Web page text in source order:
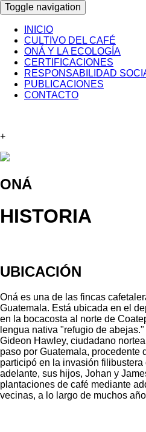
Toggle navigation
INICIO
CULTIVO DEL CAFÉ
ONÁ Y LA ECOLOGÍA
CERTIFICACIONES
RESPONSABILIDAD
PUBLICACIONES
CONTACTO
+
ONÁ
HISTORIA
UBICACIÓN
Oná es una de las fincas
Guatemala. Está ubicada en el
en la bocacosta al norte de
lengua nativa "refugio de
Gideon Hawley, ciudadano
paso por Guatemala, procedente
participó en la invasión
adelante, sus hijos, Johan y
plantaciones de café mediante
vecinas, a lo largo de muchos